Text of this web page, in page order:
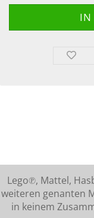
Lego℗, Mattel,
weiteren genanten
in keinem